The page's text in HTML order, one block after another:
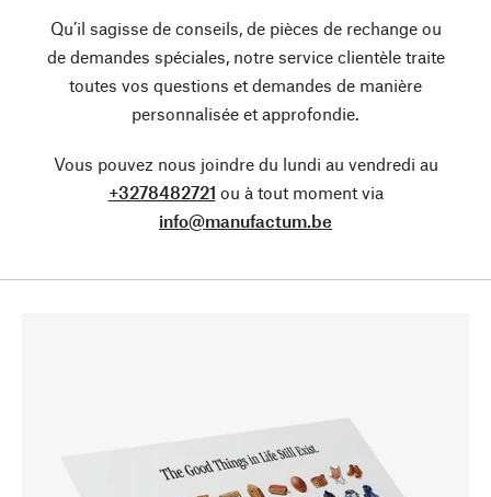
Qu’il sagisse de conseils, de pièces de rechange ou
de demandes spéciales, notre service clientèle traite
toutes vos questions et demandes de manière
personnalisée et approfondie.
Vous pouvez nous joindre du lundi au vendredi au
+3278482721 ou à tout moment via
info@manufactum.be